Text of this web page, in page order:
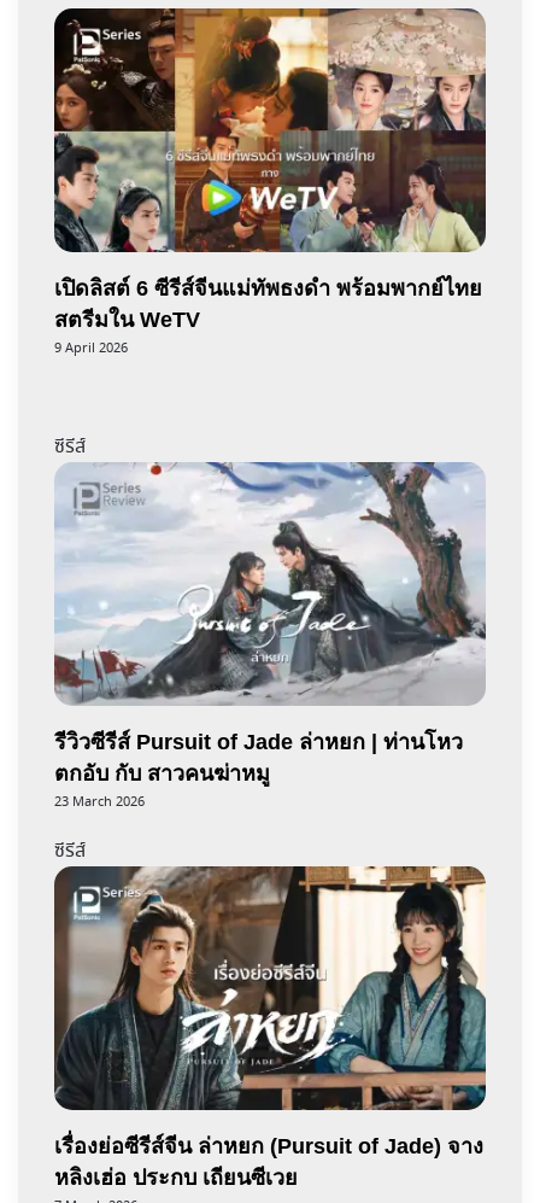
เปิดลิสต์ 6 ซีรีส์จีนแม่ทัพธงดำ พร้อมพากย์ไทย
สตรีมใน WeTV
9 April 2026
ซีรีส์
รีวิวซีรีส์ Pursuit of Jade ล่าหยก | ท่านโหว
ตกอับ กับ สาวคนฆ่าหมู
23 March 2026
ซีรีส์
เรื่องย่อซีรีส์จีน ล่าหยก (Pursuit of Jade) จาง
หลิงเฮ่อ ประกบ เถียนซีเวย